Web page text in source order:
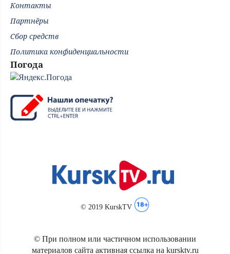
Контакты
Партнёры
Сбор средств
Политика конфиденциальности
Погода
© 2019 KurskTV
© При полном или частичном использовании
материалов сайта активная ссылка на kursktv.ru